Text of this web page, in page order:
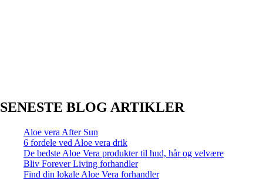
SENESTE BLOG ARTIKLER
Aloe vera After Sun
6 fordele ved Aloe vera drik
De bedste Aloe Vera produkter til hud, hår og velvære
Bliv Forever Living forhandler
Find din lokale Aloe Vera forhandler